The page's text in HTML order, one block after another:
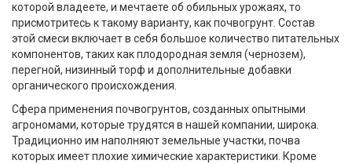
которой владеете, и мечтаете об обильных урожаях, то
присмотритесь к такому варианту, как почвогрунт. Состав
этой смеси включает в себя большое количество питательных
компонентов, таких как плодородная земля (чернозем),
перегной, низинный торф и дополнительные добавки
органического происхождения.
Сфера применения почвогрунтов, созданных опытными
агрономами, которые трудятся в нашей компании, широка.
Традиционно им наполняют земельные участки, почва
которых имеет плохие химические характеристики. Кроме